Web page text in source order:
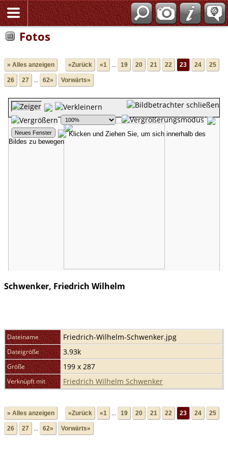
Fotos
» Alles anzeigen «Zurück «1 ... 19 20 21 22 23 24 25
26 27 ... 62» Vorwärts»
Schwenker, Friedrich Wilhelm
Dateiname Friedrich-Wilhelm-Schwenker.jpg
Dateigröße 3.93k
Größe 199 x 287
Verknüpft mit Friedrich Wilhelm Schwenker
» Alles anzeigen «Zurück «1 ... 19 20 21 22 23 24 25
26 27 ... 62» Vorwärts»